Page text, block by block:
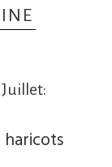
haricots